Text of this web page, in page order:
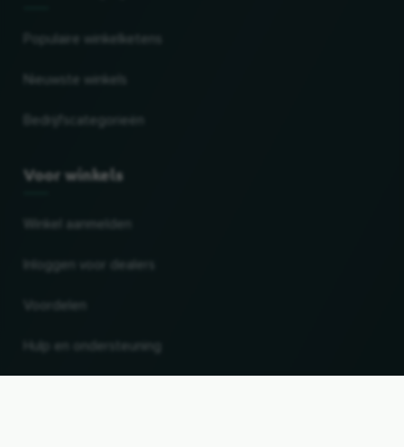
Populaire winkelketens
Voor winkels
Winkel aanmelden